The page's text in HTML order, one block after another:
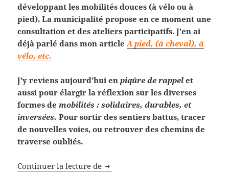
développant les mobilités douces (à vélo ou à
pied). La municipalité propose en ce moment une
consultation et des ateliers participatifs. J’en ai
déjà parlé dans mon articleA pied, (à cheval), à
vélo, etc.
J’y reviens aujourd’hui enpiqûre de rappel et
aussi pour élargir la réflexion sur les diverses
formes demobilités : solidaires, durables, et
inversées. Pour sortir des sentiers battus, tracer
de nouvelles voies, ou retrouver des chemins de
traverse oubliés.
Continuer la lecture de Si tu ne vas pas à Lagardère…